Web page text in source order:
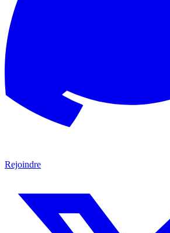
Rejoindre